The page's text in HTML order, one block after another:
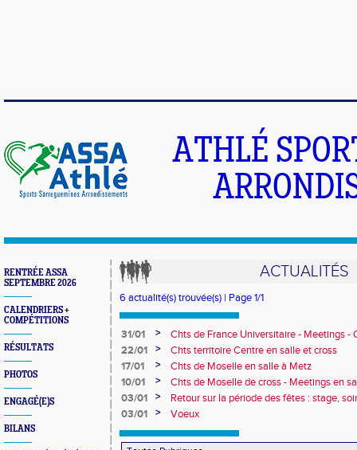
ATHLÉ
RENTRÉE ASSA
SEPTEMBRE 2026
CALENDRIERS +
COMPÉTITIONS
RÉSULTATS
PHOTOS
ENGAGÉ(E)S
BILANS
ACTUALITÉS
6 actualité(s) trouvée(s) | Page 1/1
31/01 >
Chts de France Universitaire - Meetings -
Chts de Moselle BE
22/01 >
Chts territoire Centre en salle et cross
17/01
>
Chts de Moselle en salle à Metz
10/01
>
Chts de Moselle de cross - Meetings en
03/01
>
Retour sur la période des fêtes : stage,
route, article et reportage sur Michel
03/01 > Voeux